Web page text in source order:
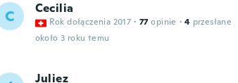
C Cecilia
Rok dołączenia 2017 · 77 opinie · 4 przesłane
około 3 roku temu
Juliez